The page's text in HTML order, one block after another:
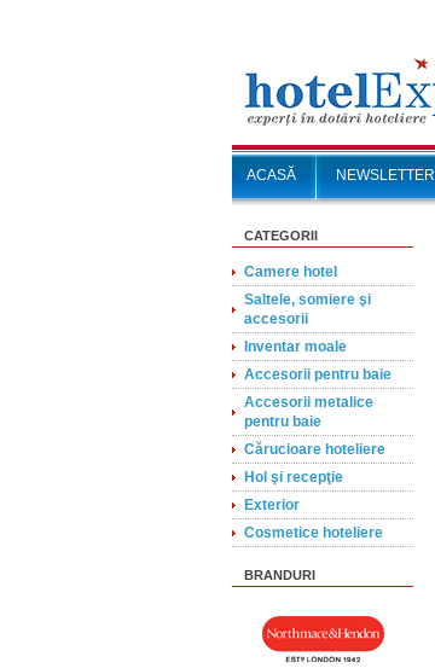
ACASĂ NEWSLETTER
CATEGORII
Camere hotel
Saltele, somiere şi
accesorii
Inventar moale
Accesorii pentru baie
Accesorii metalice
pentru baie
Cărucioare hoteliere
Hol şi recepţie
Exterior
Cosmetice hoteliere
BRANDURI